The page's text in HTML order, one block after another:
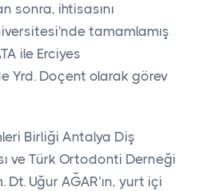
sonra, ihtisasını
tamamlamış
ile Erciyes
Yrd. Doçent olarak görev
Birliği Antalya Diş
ve Türk Ortodonti Derneği
Dt. Uğur AĞAR’ın, yurt içi